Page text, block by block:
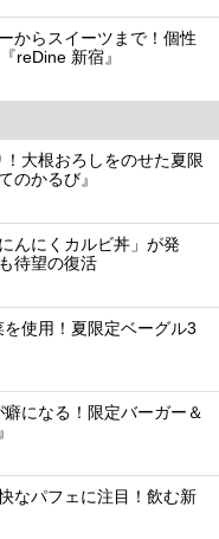
からスイーツまで！個性
reDine 新宿』
大根おろしをのせた夏限
のかるび』
んにくカルビ丼」が発
待望の復活
使用！夏限定ベーグル3
になる！限定バーガー＆
なパフェに注目！飲む新